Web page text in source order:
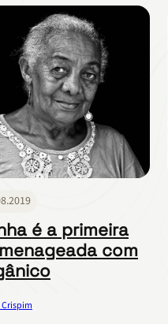
é a primeira
com